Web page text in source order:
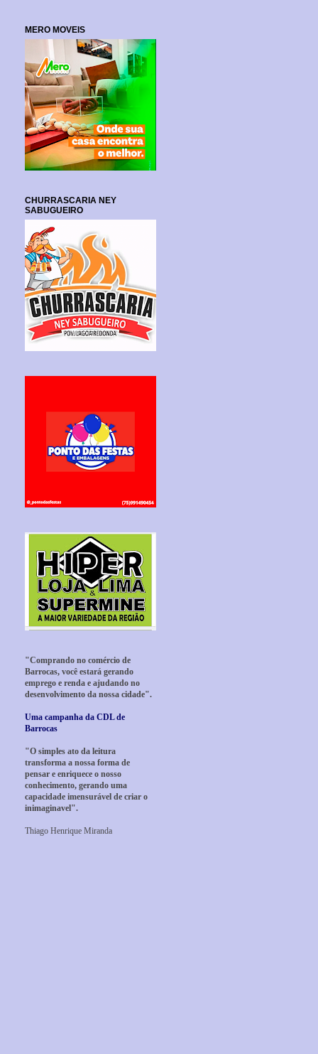
MERO MOVEIS
CHURRASCARIA NEY
SABUGUEIRO
"Comprando no comércio de
Barrocas, você estará gerando
emprego e renda e ajudando no
desenvolvimento da nossa cidade".
Uma campanha da CDL de
Barrocas
"O simples ato da leitura
transforma a nossa forma de
pensar e enriquece o nosso
conhecimento, gerando uma
capacidade imensurável de criar o
inimaginavel".
Thiago Henrique Miranda